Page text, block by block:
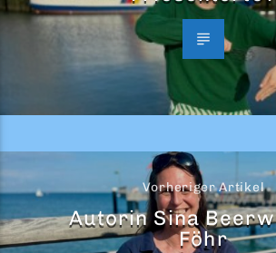
Vorheriger Artikel
Autorin Sina
Föhr